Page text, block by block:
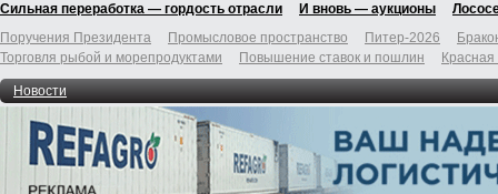
Сильная переработка — гордость отрасли И вновь — аукционы
Поручения Президента
Промысловое пространство Питер-2026
Торговля рыбой и морепродуктами
Повышение ставок и пошлин
Новости